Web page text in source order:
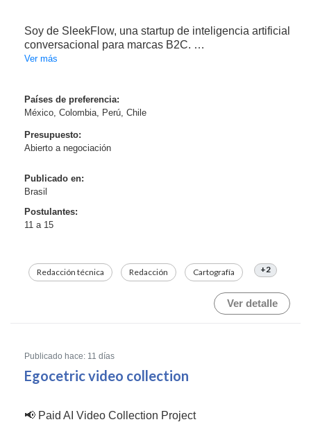
Soy de SleekFlow, una startup de inteligencia artificial
conversacional para marcas B2C.
de 2026 y buscamos un socio de localización para
una colabor...
Ver más
Países de preferencia:
México, Colombia, Perú, Chile
Presupuesto:
Abierto a negociación
Publicado en:
Brasil
Postulantes:
11 a 15
Redacción técnica Redacción Cartografía +2
Ver detalle
Publicado hace: 11 días
Egocetric video collection
📢 Paid AI Video Collection Project